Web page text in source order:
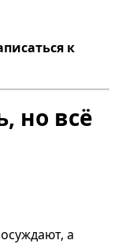
к
но всё
а